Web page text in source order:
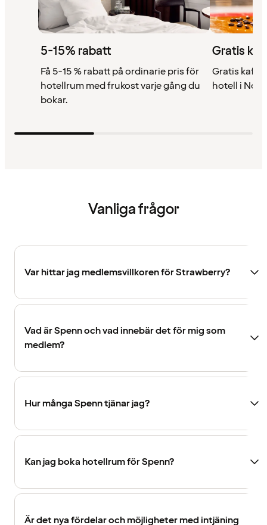
5-15% rabatt
Få 5-15 % rabatt på ordinarie pris för
hotellrum med frukost varje gång du
bokar.
Gratis
Gratis kaffe
hotell i
Vanliga frågor
Var hittar jag medlemsvillkoren för Strawberry?
Vad är Spenn och vad innebär det för mig som
medlem?
Hur många Spenn tjänar jag?
Kan jag boka hotellrum för Spenn?
Är det nya fördelar och möjligheter med intjäning